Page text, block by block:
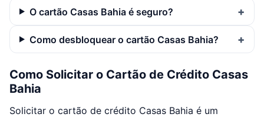
O cartão Casas Bahia é seguro?
Como desbloquear o cartão Casas Bahia?
Como Solicitar o Cartão de Crédito Casas
Bahia
Solicitar o cartão de crédito Casas Bahia é um